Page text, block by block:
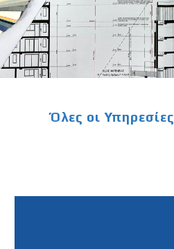
Όλες οι Υπηρεσίες